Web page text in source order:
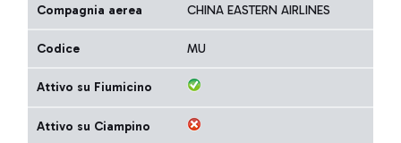
Compagnia aerea CHINA EASTERN AIRLINES
Codice MU
Attivo su Fiumicino
Attivo su Ciampino